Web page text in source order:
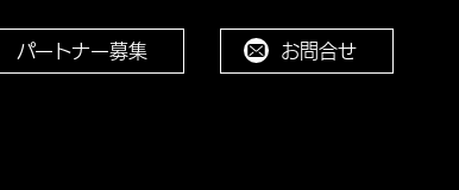
パートナー募集 お問合せ